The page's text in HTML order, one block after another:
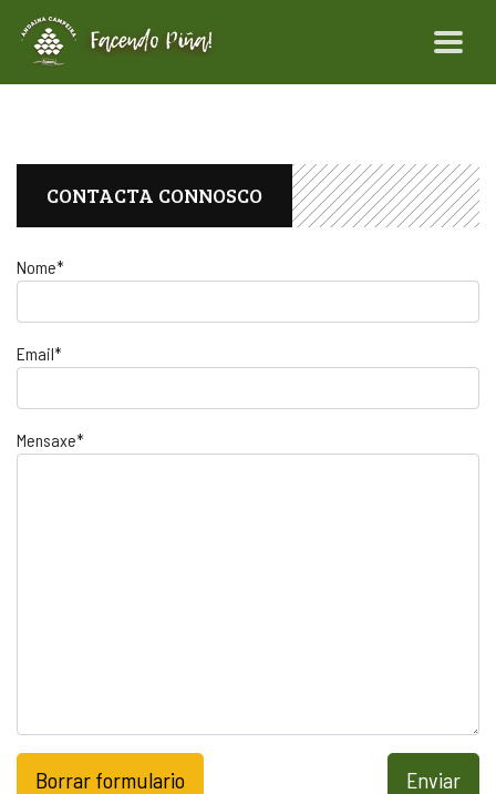
CONTACTA CONNOSCO
Nome*
Email*
Mensaxe*
Borrar formulario Enviar